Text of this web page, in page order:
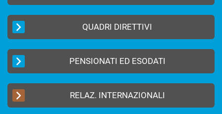
QUADRI DIRETTIVI
PENSIONATI ED ESODATI
RELAZ. INTERNAZIONALI